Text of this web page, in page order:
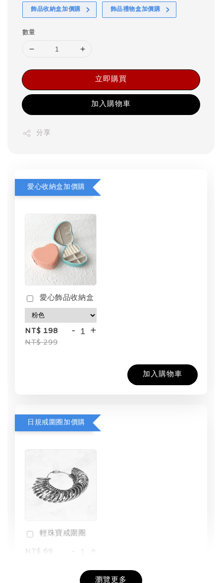
飾品收納盒加價購 飾品禮物盒加價購
數量
立即購買
加入購物車
分享
愛心收納盒加價購
愛心飾品收納盒
NT$ 198
NT$ 299
- +
加入購物車
日規戒圍圈加價購
輕珠寶戒圍圈
NT$ 69
+
瀏覽更多